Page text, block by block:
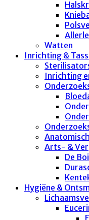
Watten
Inrichting &
Inrichting
Arts- &
De
Hygiëne &